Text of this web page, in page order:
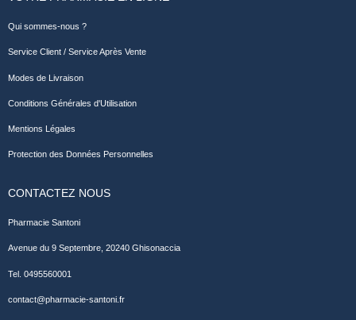
Qui sommes-nous ?
Service Client / Service Après Vente
Modes de Livraison
Conditions Générales d'Utilisation
Mentions Légales
Protection des Données Personnelles
CONTACTEZ NOUS
Pharmacie Santoni
Avenue du 9 Septembre, 20240 Ghisonaccia
Tel. 0495560001
contact@pharmacie-santoni.fr